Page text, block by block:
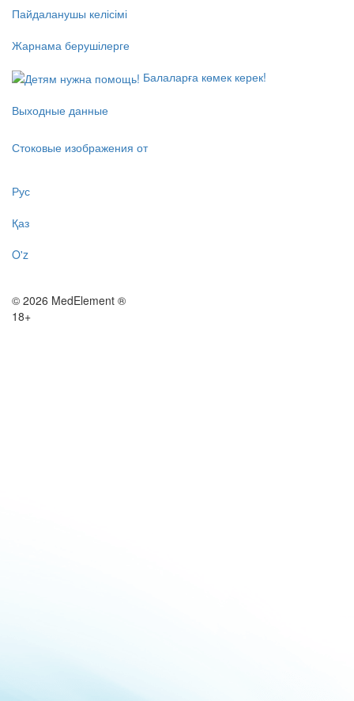
Пайдаланушы келісімі
Жарнама берушілерге
Балаларға көмек керек!
Выходные данные
Стоковые изображения от
Рус
Қаз
O'z
© 2026 MedElement ®
18+